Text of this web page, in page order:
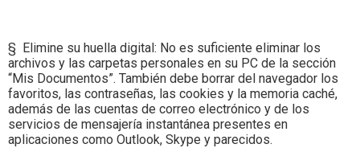
§ Elimine su huella digital: No es suficiente eliminar los
archivos y las carpetas personales en su PC de la sección
“Mis Documentos”. También debe borrar del navegador los
favoritos, las contraseñas, las cookies y la memoria caché,
además de las cuentas de correo electrónico y de los
servicios de mensajería instantánea presentes en
aplicaciones como Outlook, Skype y parecidos.